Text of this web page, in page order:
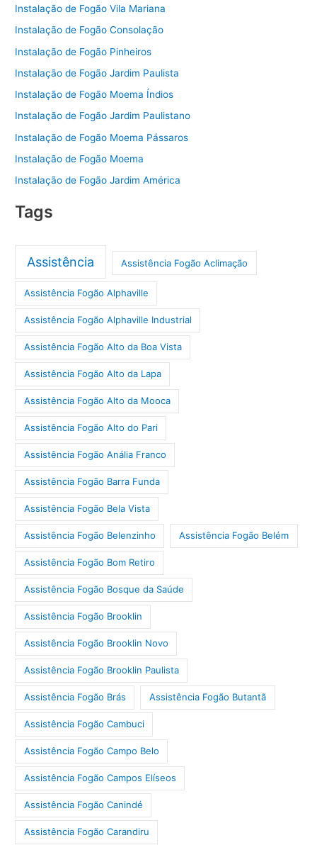
Instalação de Fogão Vila Mariana
Instalação de Fogão Consolação
Instalação de Fogão Pinheiros
Instalação de Fogão Jardim Paulista
Instalação de Fogão Moema Índios
Instalação de Fogão Jardim Paulistano
Instalação de Fogão Moema Pássaros
Instalação de Fogão Moema
Instalação de Fogão Jardim América
Tags
Assistência Assistência Fogão Aclimação
Assistência Fogão Alphaville
Assistência Fogão Alphaville Industrial
Assistência Fogão Alto da Boa Vista
Assistência Fogão Alto da Lapa
Assistência Fogão Alto da Mooca
Assistência Fogão Alto do Pari
Assistência Fogão Anália Franco
Assistência Fogão Barra Funda
Assistência Fogão Bela Vista
Assistência Fogão Belenzinho Assistência Fogão Belém
Assistência Fogão Bom Retiro
Assistência Fogão Bosque da Saúde
Assistência Fogão Brooklin
Assistência Fogão Brooklin Novo
Assistência Fogão Brooklin Paulista
Assistência Fogão Brás Assistência Fogão Butantã
Assistência Fogão Cambuci
Assistência Fogão Campo Belo
Assistência Fogão Campos Elíseos
Assistência Fogão Canindé
Assistência Fogão Carandiru